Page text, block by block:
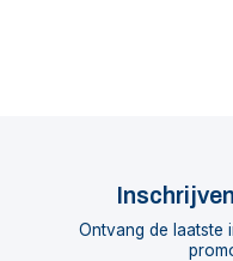
Ontvang de laatste